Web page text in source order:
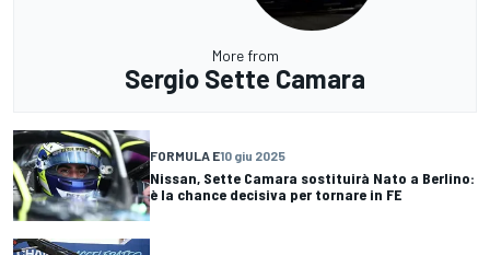
More from
Sergio Sette Camara
FORMULA E10 giu 2025
Nissan, Sette Camara sostituirà Nato a Berlino:
è la chance decisiva per tornare in FE